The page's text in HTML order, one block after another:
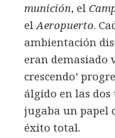
munición, el
elAeropuerto.
ambientación
eran demasiado
crescendo’
álgido en las dos
jugaba un papel
éxito total.